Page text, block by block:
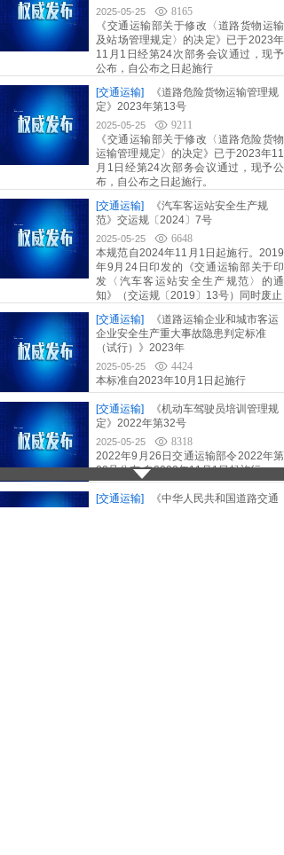
2025-05-25
8165
《交通运输部关于修改〈道路货物运输
及站场管理规定〉的决定》已于2023年
11月1日经第24次部务会议通过，现予
公布，自公布之日起施行
[交通运输]
《道路危险货物运输管理规
定》2023年第13号
2025-05-25
9211
《交通运输部关于修改〈道路危险货物
运输管理规定〉的决定》已于2023年11
月1日经第24次部务会议通过，现予公
布，自公布之日起施行。
[交通运输]
《汽车客运站安全生产规
范》交运规〔2024〕7号
2025-05-25
6648
本规范自2024年11月1日起施行。2019
年9月24日印发的《交通运输部关于印
发〈汽车客运站安全生产规范〉的通
知》（交运规〔2019〕13号）同时废止
[交通运输]
《道路运输企业和城市客运
企业安全生产重大事故隐患判定标准
（试行）》2023年
2025-05-25
4424
本标准自2023年10月1日起施行
[交通运输]
《机动车驾驶员培训管理规
定》2022年第32号
2025-05-25
8318
2022年9月26日交通运输部令2022年第
32号公布 自2022年11月1日起施行
[交通运输]
《中华人民共和国道路交通